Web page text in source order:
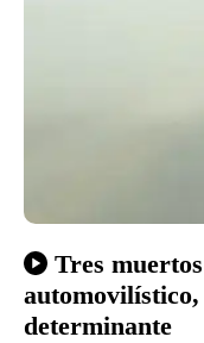
Tres
determinante